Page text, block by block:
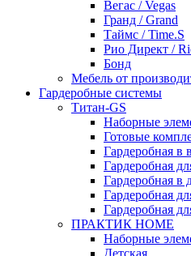
Вегас / Vegas
Гранд / Grand
Таймс / Time.S
Рио Директ /
Бонд
Мебель от
Гардеробные системы
Титан-GS
Наборные
Готовые
Гардеробная в
Гардеробная
Гардеробная в
Гардеробная
Гардеробная
ПРАКТИК HOME
Наборные
Детская